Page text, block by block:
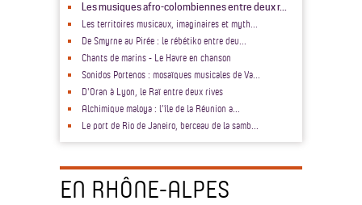
Les musiques afro-colombiennes entre deux r...
Les territoires musicaux, imaginaires et myth...
De Smyrne au Pirée : le rébétiko entre deu...
Chants de marins - Le Havre en chanson
Sonidos Portenos : mosaïques musicales de Va...
D'Oran à Lyon, le Raï entre deux rives
Alchimique maloya : l’île de la Réunion a...
Le port de Rio de Janeiro, berceau de la samb...
EN RHÔNE-ALPES